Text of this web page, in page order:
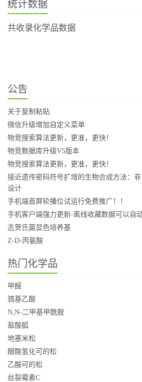
统计数据
共收录化学品数据
公告
关于复制粘贴
微信升级增加自定义菜单
物竞搜索算法更新，更准，更快！
物竞数据库升级V5版本
物竞搜索算法更新，更准，更快！
接近遗传密码符号扩增的生物合成方法：
设计
手机端首屏轮播位试运行免费推广！！
手机客户端强力更新-离线收藏数据可以自
志贺氏菌显色培养基
Z-D-丙氨酸
热门化学品
甲醛
巯基乙酸
N,N-二甲基甲酰胺
盐酸胍
地塞米松
醋酸氢化可的松
乙酸可的松
丝裂霉素C